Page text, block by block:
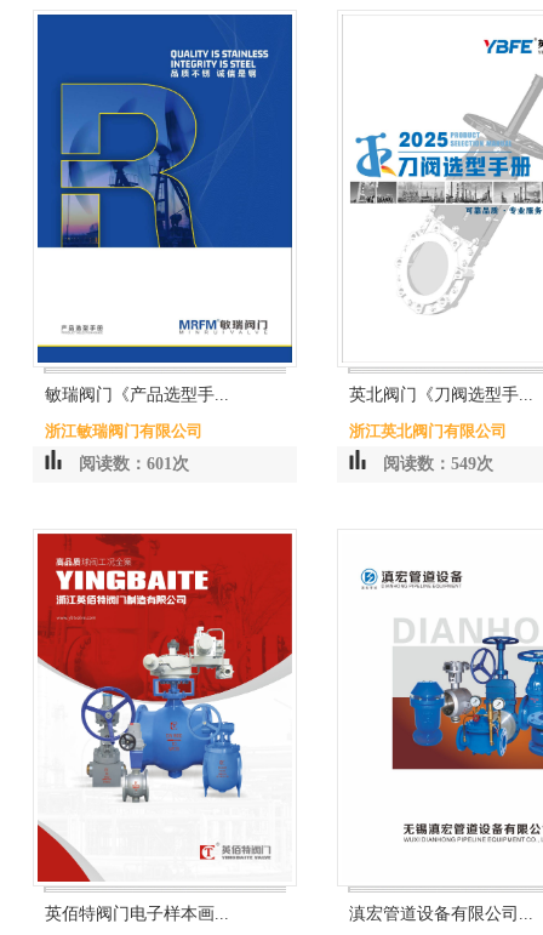
敏瑞阀门《产品选型手...
浙江敏瑞阀门有限公司
阅读数：601次
英北阀门《刀阀选型手...
浙江英北阀门有限公司
阅读数：549次
英佰特阀门电子样本画...
滇宏管道设备有限公司...